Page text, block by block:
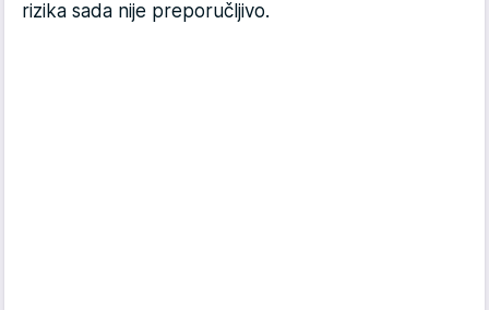
rizika sada nije preporučljivo.